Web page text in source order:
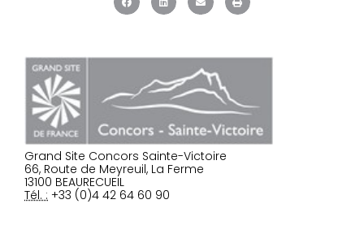
Grand Site Concors Sainte-Victoire
66, Route de Meyreuil, La Ferme
13100 BEAURECUEIL
Tél. : +33 (0)4 42 64 60 90